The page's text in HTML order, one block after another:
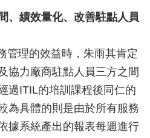
、績效量化、改善駐點人員
管理的效益時，朱雨其肯定
協力廠商駐點人員三方之間
過ITIL的培訓課程後同仁的
為具體的則是由於所有服務
據系統產出的報表每週進行